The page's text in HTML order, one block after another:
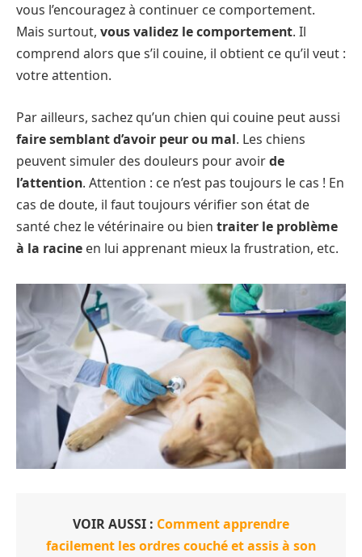
vous l’encouragez à continuer ce comportement.
Mais surtout, vous validez le comportement. Il
comprend alors que s’il couine, il obtient ce qu’il veut :
votre attention.
Par ailleurs, sachez qu’un chien qui couine peut aussi
faire semblant d’avoir peur ou mal. Les chiens
peuvent simuler des douleurs pour avoirde
l’attention. Attention : ce n’est pas toujours le cas ! En
cas de doute, il faut toujours vérifier son état de
santé chez le vétérinaire ou bien traiter le problème
à la racine en lui apprenant mieux la frustration, etc.
VOIR AUSSI : Comment apprendre
facilement les ordres couché et assis à son